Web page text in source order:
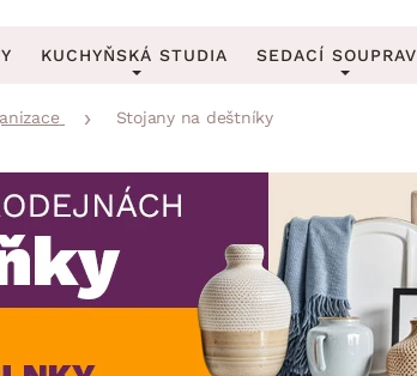
DEKORACE
Obrazy
Zrcadla
Zobrazit vše
KUCHYŇSKÁ STUDIA SEDACÍ
Rohové sedací
Sedací
Sedací
Stojany na deštníky